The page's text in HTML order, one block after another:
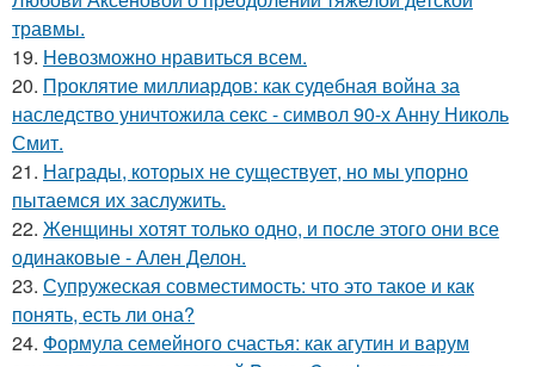
травмы.
19. Heвозможно нравиться всем.
20. Проклятие миллиардов: как судебная война за
наследство уничтожила секс - символ 90-х Анну Николь
Смит.
21. Награды, которых не существует, но мы упорно
пытаемся их заслужить.
22. Женщины хотят только одно, и после этого они все
одинаковые - Ален Делон.
23. Супружеская совместимость: что это такое и как
понять, есть ли она?
24. Формула семейного счастья: как агутин и варум